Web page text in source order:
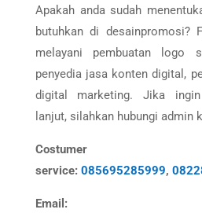
Apakah anda sudah
butuhkan di desainpromosi?
melayani pembuatan logo
penyedia jasa konten digital,
digital marketing. Jika
lanjut, silahkan hubungi admin
Costumer
service: 085695285999,
Email: